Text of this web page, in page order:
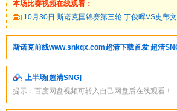
本场比赛视频在线观看：
10月30日 斯诺克国锦赛第三轮 丁俊晖VS史蒂
斯诺克前线www.snkqx.com超清下载首发 超清
上半场[超清SNG]
提示：百度网盘视频可转入自己网盘后在线观看！